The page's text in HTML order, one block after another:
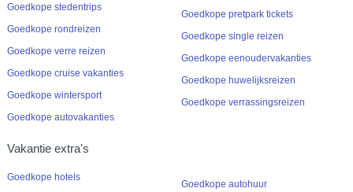
Goedkope stedentrips
Goedkope rondreizen
Goedkope verre reizen
Goedkope cruise vakanties
Goedkope wintersport
Goedkope autovakanties
Goedkope pretpark tickets
Goedkope single reizen
Goedkope eenoudervakanties
Goedkope huwelijksreizen
Goedkope verrassingsreizen
Vakantie extra's
Goedkope hotels
Goedkope autohuur